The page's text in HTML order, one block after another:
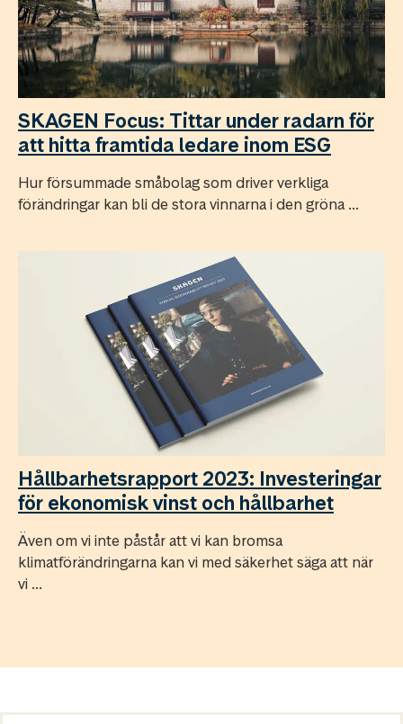
SKAGEN Focus: Tittar under radarn för
att hitta framtida ledare inom ESG
Hur försummade småbolag som driver verkliga
förändringar kan bli de stora vinnarna i den gröna ...
Hållbarhetsrapport 2023: Investeringar
för ekonomisk vinst och hållbarhet
Även om vi inte påstår att vi kan bromsa
klimatförändringarna kan vi med säkerhet säga att när
vi ...